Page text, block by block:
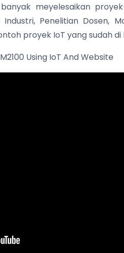
banyak meyelesaikan
Penelitian Dosen,
proyek IoT yang sudah di
Using IoT And Website